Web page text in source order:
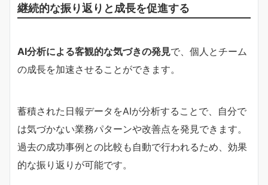
継続的な振り返りと成長を促進する
AI分析による客観的な気づきの発見で、個人とチーム
の成長を加速させることができます。
蓄積された日報データをAIが分析することで、自分で
は気づかない業務パターンや改善点を発見できます。
過去の成功事例との比較も自動で行われるため、効果
的な振り返りが可能です。